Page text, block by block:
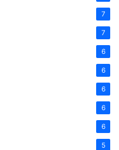
7
7
6
6
6
6
6
5